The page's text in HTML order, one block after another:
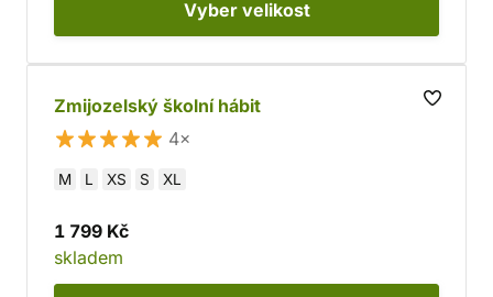
Vyber velikost
Zmijozelský školní hábit
4×
M L XS S XL
1 799 Kč
skladem